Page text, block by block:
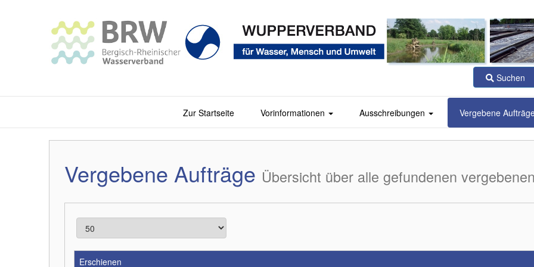
Suchen
Zur Startseite Vorinformationen Ausschreibungen Vergebene
Vergebene Aufträge Übersicht über alle gefundenen
Erschienen